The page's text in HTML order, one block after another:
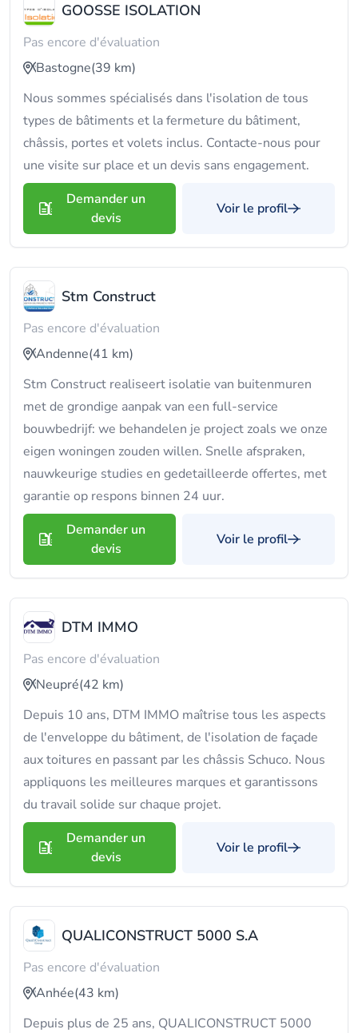
GOOSSE ISOLATION
Pas encore d'évaluation
Bastogne(39 km)
Nous sommes spécialisés dans l'isolation de tous
types de bâtiments et la fermeture du bâtiment,
châssis, portes et volets inclus. Contacte-nous pour
une visite sur place et un devis sans engagement.
Demander un
devis
Voir le profil
Stm Construct
Pas encore d'évaluation
Andenne(41 km)
Stm Construct realiseert isolatie van buitenmuren
met de grondige aanpak van een full-service
bouwbedrijf: we behandelen je project zoals we onze
eigen woningen zouden willen. Snelle afspraken,
nauwkeurige studies en gedetailleerde offertes, met
garantie op respons binnen 24 uur.
Demander un
devis
Voir le profil
DTM IMMO
Pas encore d'évaluation
Neupré(42 km)
Depuis 10 ans, DTM IMMO maîtrise tous les aspects
de l'enveloppe du bâtiment, de l'isolation de façade
aux toitures en passant par les châssis Schuco. Nous
appliquons les meilleures marques et garantissons
du travail solide sur chaque projet.
Demander un
devis
Voir le profil
QUALICONSTRUCT 5000 S.A
Pas encore d'évaluation
Anhée(43 km)
Depuis plus de 25 ans, QUALICONSTRUCT 5000